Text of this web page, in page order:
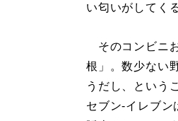
い匂いがしてく
そのコンビニ
根」。数少ない
うだし、という
セブン-イレブン